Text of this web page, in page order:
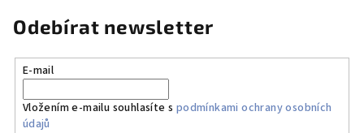
Odebírat newsletter
E-mail
Vložením e-mailu souhlasíte s podmínkami ochrany osobních
údajů